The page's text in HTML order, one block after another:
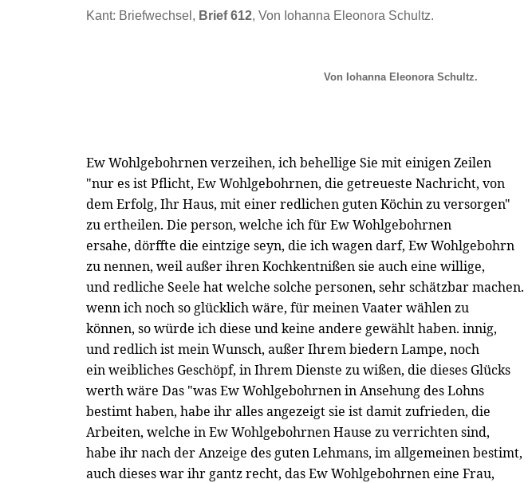
Kant: Briefwechsel, Brief 612, Von Iohanna Eleonora Schultz.
Von Iohanna Eleonora Schultz.
Ew Wohlgebohrnen verzeihen, ich behellige Sie mit einigen Zeilen
"nur es ist Pflicht, Ew Wohlgebohrnen, die getreueste Nachricht, von
dem Erfolg, Ihr Haus, mit einer redlichen guten Köchin zu versorgen"
zu ertheilen. Die person, welche ich für Ew Wohlgebohrnen
ersahe, dörffte die eintzige seyn, die ich wagen darf, Ew Wohlgebohrn
zu nennen, weil außer ihren Kochkentnißen sie auch eine willige,
und redliche Seele hat welche solche personen, sehr schätzbar machen.
wenn ich noch so glücklich wäre, für meinen Vaater wählen zu
können, so würde ich diese und keine andere gewählt haben. innig,
und redlich ist mein Wunsch, außer Ihrem biedern Lampe, noch
ein weibliches Geschöpf, in Ihrem Dienste zu wißen, die dieses Glücks
werth wäre Das "was Ew Wohlgebohrnen in Ansehung des Lohns
bestimt haben, habe ihr alles angezeigt sie ist damit zufrieden, die
Arbeiten, welche in Ew Wohlgebohrnen Hause zu verrichten sind,
habe ihr nach der Anzeige des guten Lehmans, im allgemeinen bestimt,
auch dieses war ihr gantz recht, das Ew Wohlgebohrnen eine Frau,